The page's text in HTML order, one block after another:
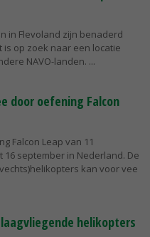
in Flevoland zijn benaderd
op zoek naar een locatie
NAVO-landen.
door oefening Falcon
Falcon Leap van 11
september in Nederland. De
kan voor vee
helikopters